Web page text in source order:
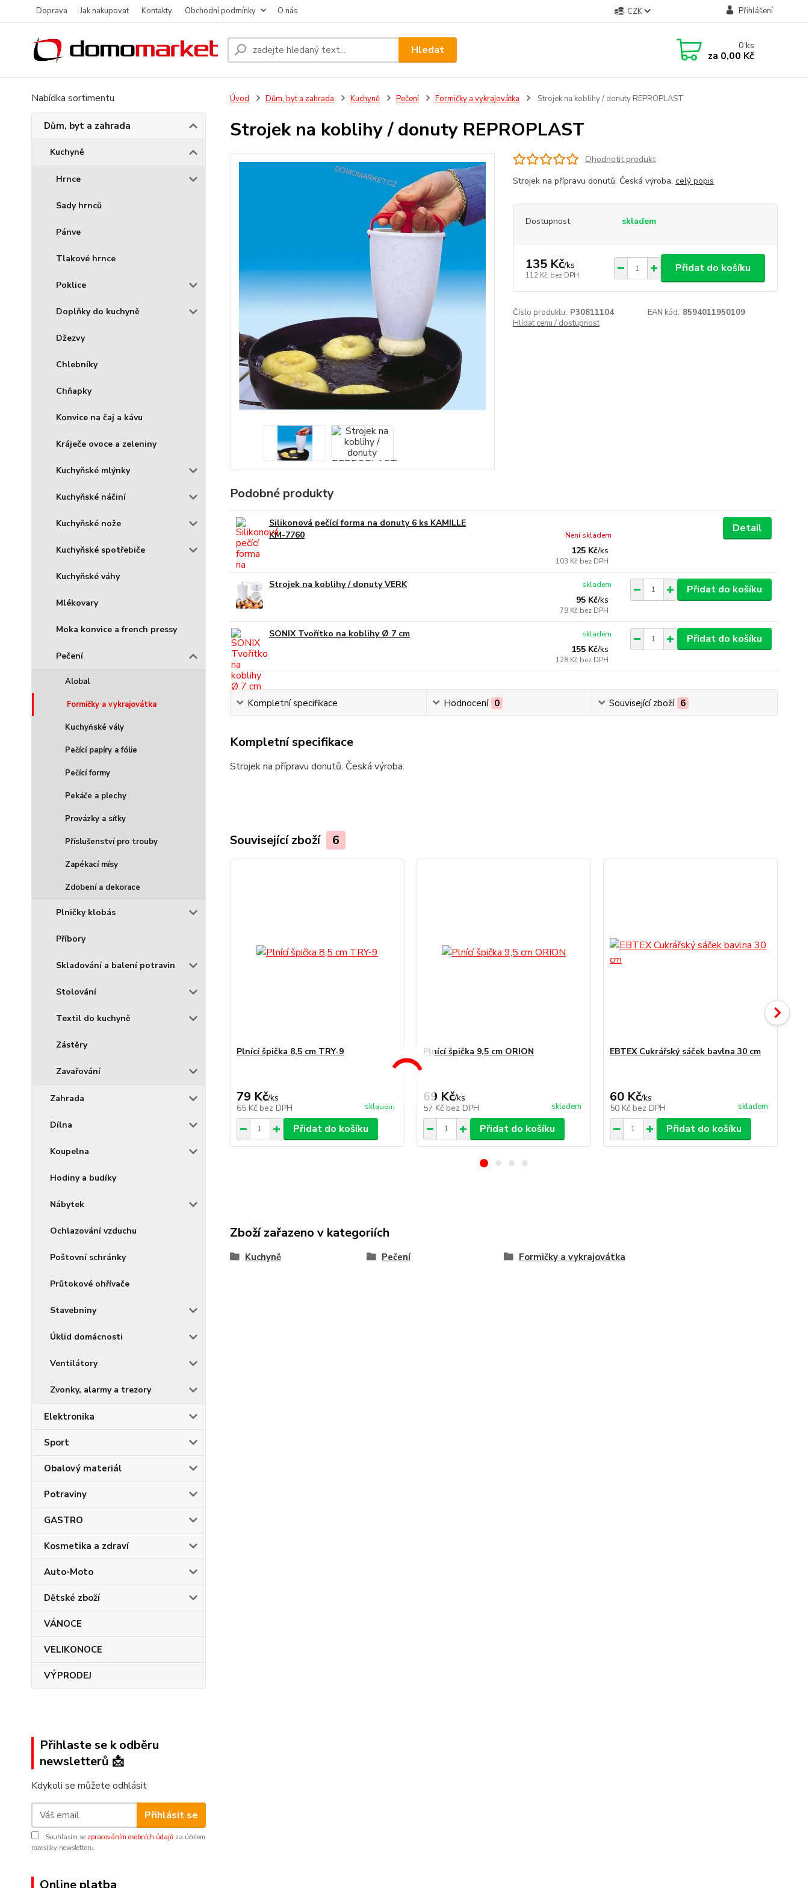
Doprava Jak nakupovat Kontakty Obchodní podmínky O nás CZK Přihlášení
Hledat 0ks
za 0,00 Kč
Nabídka sortimentu
Dům, byt a zahrada
Kuchyně
Hrnce
Sady hrnců
Pánve
Tlakové hrnce
Poklice
Doplňky do kuchyně
Džezvy
Chlebníky
Chňapky
Konvice na čaj a kávu
Kráječe ovoce a zeleniny
Kuchyňské mlýnky
Kuchyňské náčiní
Kuchyňské nože
Kuchyňské spotřebiče
Kuchyňské váhy
Mlékovary
Moka konvice a french pressy
Pečení
Alobal
Formičky a vykrajovátka
Kuchyňské vály
Pečící papíry a fólie
Pečící formy
Pekáče a plechy
Provázky a síťky
Příslušenství pro trouby
Zapékací mísy
Zdobení a dekorace
Plničky klobás
Příbory
Skladování a balení potravin
Stolování
Textil do kuchyně
Zástěry
Zavařování
Zahrada
Dílna
Koupelna
Hodiny a budíky
Nábytek
Ochlazování vzduchu
Poštovní schránky
Průtokové ohřívače
Stavebniny
Úklid domácnosti
Ventilátory
Zvonky, alarmy a trezory
Elektronika
Sport
Obalový materiál
Potraviny
GASTRO
Kosmetika a zdraví
Auto-Moto
Dětské zboží
VÁNOCE
VELIKONOCE
VÝPRODEJ
Přihlaste se k odběru
newsletterů 📩
Kdykoli se můžete odhlásit
Přihlásit se
Souhlasím se zpracováním osobních údajů za účelem
rozesílky newsletteru.
Online platba
Úvod Dům, byt a zahrada Kuchyně Pečení Formičky a vykrajovátka Strojek na koblihy / donuty REPROPLAST
Strojek na koblihy / donuty REPROPLAST
Ohodnotit produkt
Strojek na přípravu donutů. Česká výroba. celý popis
Dostupnost skladem
135 Kč/ks
112 Kč bez DPH
Přidat do košíku
Číslo produktu: P30811104 EAN kód: 8594011950109
Hlídat cenu / dostupnost
Podobné produkty
Silikonová pečící forma na donuty 6 ks KAMILLE
KM-7760
125 Kč/ks
103 Kč bez DPH
Není skladem
Detail
Strojek na koblihy / donuty VERK
95 Kč/ks
79 Kč bez DPH
skladem Přidat do košíku
SONIX Tvořítko na koblihy Ø 7 cm
155 Kč/ks
128 Kč bez DPH
skladem Přidat do košíku
Kompletní specifikace Hodnocení 0 Související zboží 6
Kompletní specifikace
Strojek na přípravu donutů. Česká výroba.
Související zboží 6
Plnící špička 8,5 cm TRY-9
79 Kč/ks
65 Kč bez DPH skladem
Přidat do košíku
Plnící špička 9,5 cm ORION
69 Kč/ks
57 Kč bez DPH skladem
Přidat do košíku
EBTEX Cukrářský sáček bavlna 30 cm
60 Kč/ks
50 Kč bez DPH skladem
Přidat do košíku
Zboží zařazeno v kategoriích
Kuchyně Pečení Formičky a vykrajovátka